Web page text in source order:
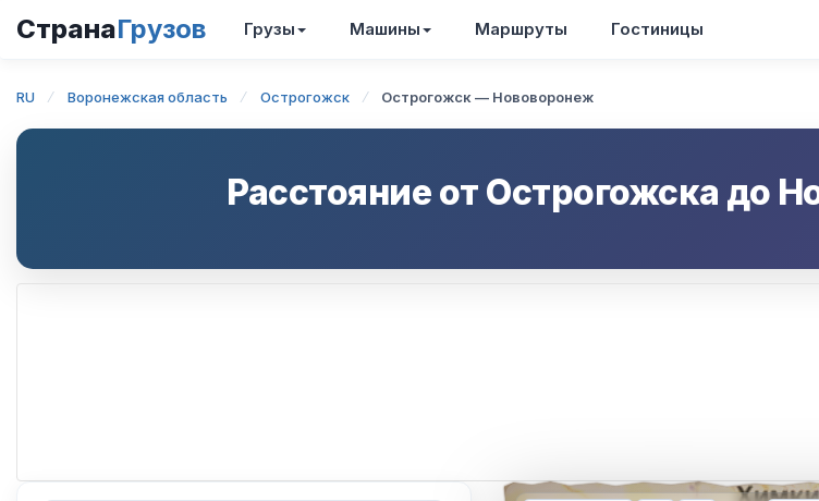
СтранаГрузов Грузы Машины Маршруты Гостиницы
RU Воронежская область Острогожск Острогожск — Нововоронеж
Расстояние от Острогожска до
Интерактивная карта автомобильного